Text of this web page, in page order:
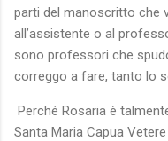
parti del manoscritto che
all’assistente o al
sono professori che
correggo a fare, tanto lo
Perché Rosaria è
Santa Maria Capua